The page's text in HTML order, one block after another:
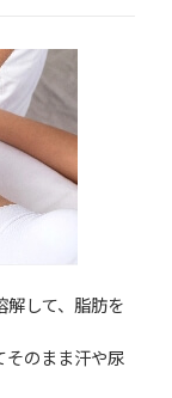
解して、脂肪を
そのまま汗や尿